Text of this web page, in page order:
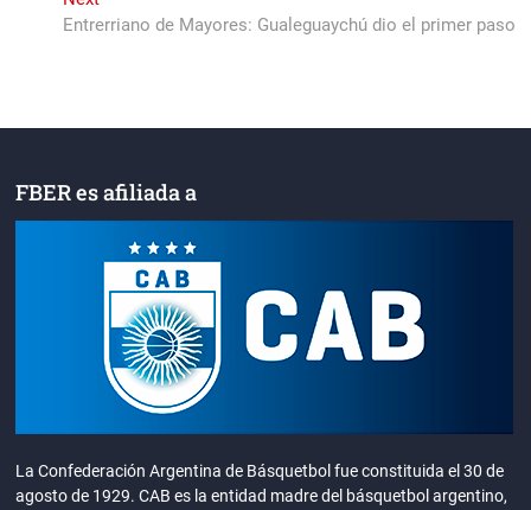
entradaspost:
Entrerriano de Mayores: Gualeguaychú dio el primer paso
FBER es afiliada a
La Confederación Argentina de Básquetbol fue constituida el 30 de
agosto de 1929. CAB es la entidad madre del básquetbol argentino,